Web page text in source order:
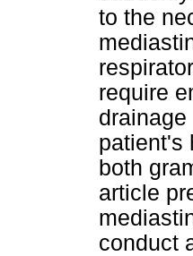
to the
require
patient's
both
article
conduct